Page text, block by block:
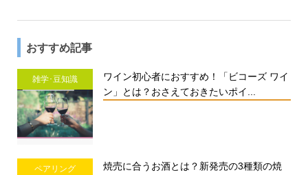
おすすめ記事
雑学･豆知識
ワイン初心者におすすめ！「ビコーズ ワイ
ン」とは？おさえておきたいポイ...
ペアリング
焼売に合うお酒とは？新発売の3種類の焼